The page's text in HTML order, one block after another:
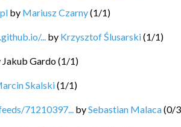
by Mariusz Czarny(1/1)
... by Krzysztof Ślusarski(1/1)
Jakub Gardo(1/1)
Skalski(1/1)
71210397... bySebastian Malaca(0/